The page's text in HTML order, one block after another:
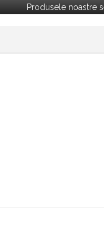
Produsele noastre